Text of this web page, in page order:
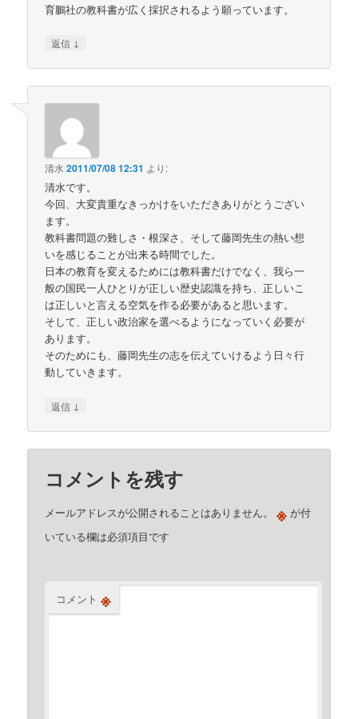
育鵬社の教科書が広く採択されるよう願っています。
返信 ↓
清水2011/07/08 12:31 より:
清水です。
今回、大変貴重なきっかけをいただきありがとうござい
ます。
教科書問題の難しさ・根深さ、そして藤岡先生の熱い想
いを感じることが出来る時間でした。
日本の教育を変えるためには教科書だけでなく、我ら一
般の国民一人ひとりが正しい歴史認識を持ち、正しいこ
は正しいと言える空気を作る必要があると思います。
そして、正しい政治家を選べるようになっていく必要が
あります。
そのためにも、藤岡先生の志を伝えていけるよう日々行
動していきます。
返信 ↓
コメントを残す
メールアドレスが公開されることはありません。 ※ が付
いている欄は必須項目です
コメント ※